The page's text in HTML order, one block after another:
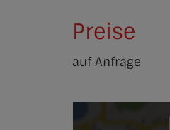
Preise
auf Anfrage